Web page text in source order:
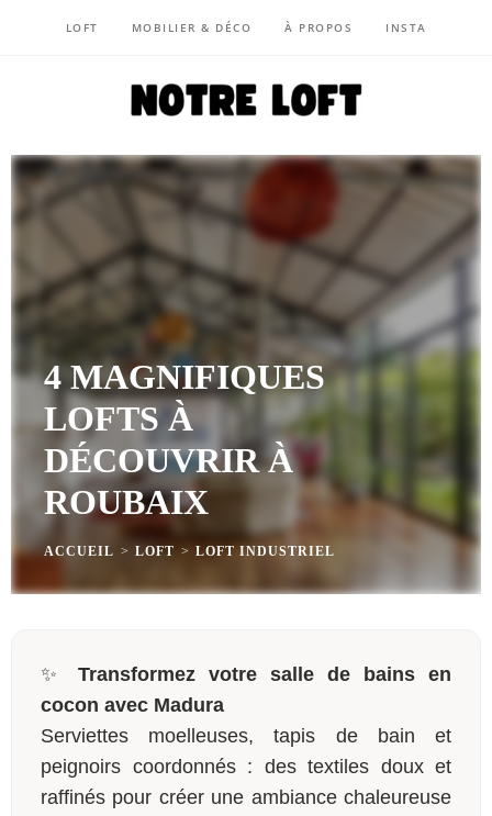
LOFT MOBILIER & DÉCO À PROPOS INSTA
4 MAGNIFIQUES
LOFTS À
DÉCOUVRIR À
ROUBAIX
ACCUEIL > LOFT > LOFT INDUSTRIEL
✨ Transformez votre salle de bains en
cocon avec Madura
Serviettes moelleuses, tapis de bain et
peignoirs coordonnés : des textiles doux et
raffinés pour créer une ambiance chaleureuse